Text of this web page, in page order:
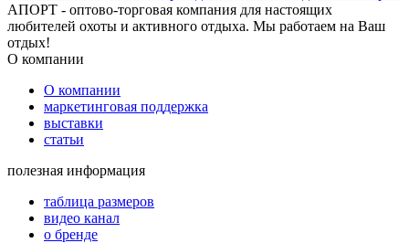
АПОРТ - оптово-торговая компания для настоящих
любителей охоты и активного отдыха. Мы работаем на Ваш
отдых!
О компании
О компании
маркетинговая поддержка
выставки
статьи
полезная информация
таблица размеров
видео канал
о бренде